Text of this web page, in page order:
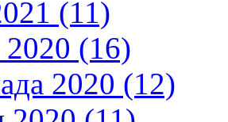
(11)
2020 (16)
2020 (12)